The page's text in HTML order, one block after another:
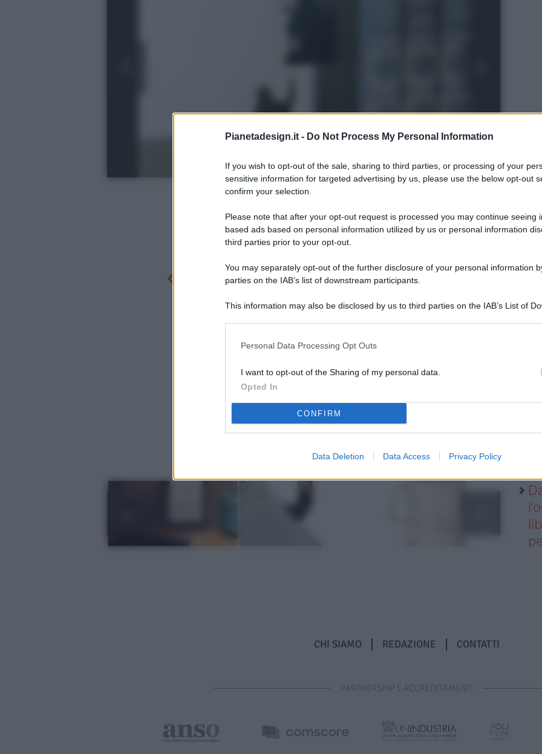
Pianetadesign.it - Do Not Process My Personal Information
If you wish to opt-out of the sale, sharing to third parties, or processing of your
sensitive information for targeted advertising by us, please use the below opt-out
confirm your selection.
Please note that after your opt-out request is processed you may continue seeing
based ads based on personal information utilized by us or personal information
third parties prior to your opt-out.
You may separately opt-out of the further disclosure of your personal information
parties on the IAB’s list of downstream participants.
This information may also be disclosed by us to third parties on the IAB’s List of
Personal Data Processing Opt Outs
I want to opt-out of the Sharing of my personal data.
Opted In
CONFIRM
Data Deletion Data Access Privacy Policy
CHI SIAMO REDAZIONE CONTATTI
PARTNERSHIP E ACCREDITAMENTI